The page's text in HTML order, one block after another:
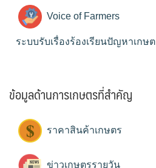
Voice of Farmers
ระบบรับเรื่องร้องเรียนปัญหาเกษ
ข้อมูลด้านการเกษตรที่สำคัญ
ราคาสินค้าเกษตร
ข่าวเกษตรรายวัน